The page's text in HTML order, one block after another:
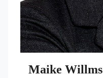
Maike Willms